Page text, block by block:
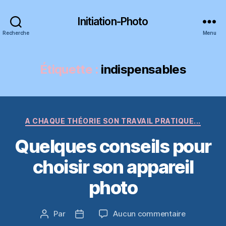
Recherche
Initiation-Photo
Menu
Étiquette : indispensables
Catégories
A CHAQUE THÉORIE SON TRAVAIL PRATIQUE...
Quelques conseils pour
choisir son appareil
photo
Auteur
Par
Date
Aucun commentairesur